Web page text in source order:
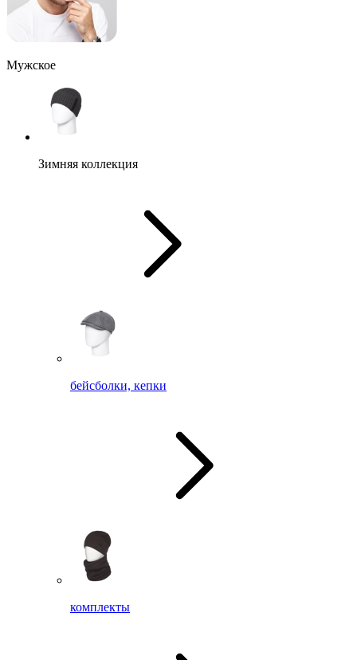
Мужское
Зимняя коллекция
бейсболки, кепки
комплекты